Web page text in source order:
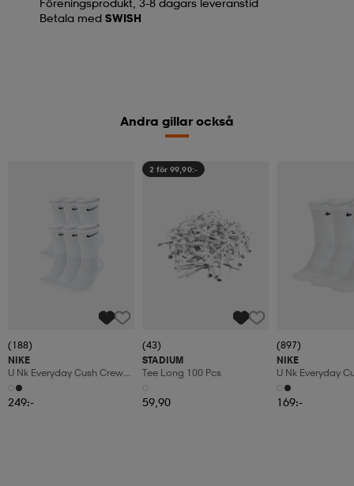
Betala med SWISH
Andra gillar också
(188)
NIKE
U Nk Everyday Cush Crew
6pr-Bd
249:-
2 för 99,90:-
(43)
STADIUM
Tee Long 100 Pcs
59,90
(897)
NIKE
U Nk Everyday
3pr
169:-